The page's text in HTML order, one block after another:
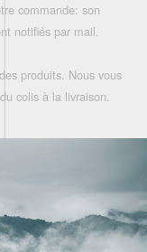
commande: son
notifiés par mail.
produits. Nous vous
colis à la livraison.